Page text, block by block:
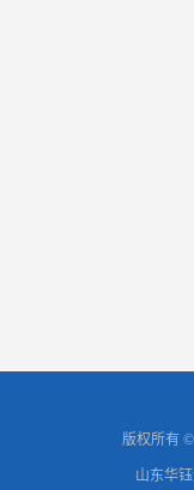
版权所有
山东华